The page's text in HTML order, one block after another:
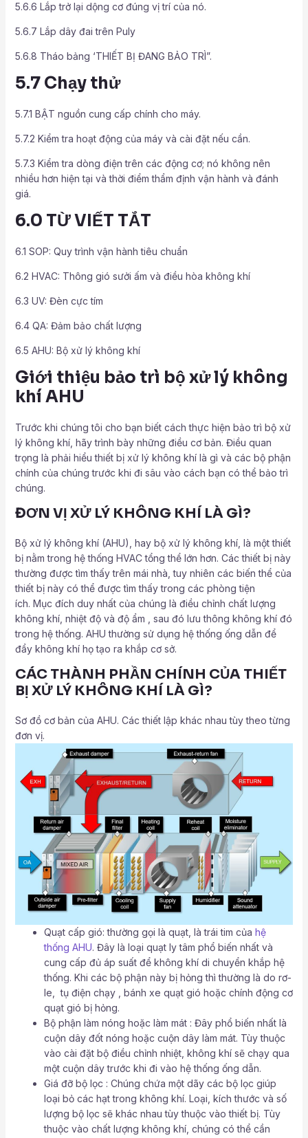
5.6.6 Lắp trở lại dộng cơ đúng vị trí của nó.
5.6.7 Lắp dây đai trên Puly
5.6.8 Tháo bảng ‘THIẾT BỊ ĐANG BẢO TRÌ”.
5.7 Chạy thử
5.7.1 BẬT nguồn cung cấp chính cho máy.
5.7.2 Kiểm tra hoạt động của máy và cài đặt nếu cần.
5.7.3 Kiểm tra dòng điện trên các động cơ; nó không nên
nhiều hơn hiện tại và thời điểm thẩm định vận hành và đánh
giá.
6.0 TỪ VIẾT TẮT
6.1 SOP: Quy trình vận hành tiêu chuẩn
6.2 HVAC: Thông gió sưởi ấm và điều hòa không khí
6.3 UV: Đèn cực tím
6.4 QA: Đảm bảo chất lượng
6.5 AHU: Bộ xử lý không khí
Giới thiệu bảo trì bộ xử lý không
khí AHU
Trước khi chúng tôi cho bạn biết cách thực hiện bảo trì bộ xử
lý không khí, hãy trình bày những điều cơ bản. Điều quan
trọng là phải hiểu thiết bị xử lý không khí là gì và các bộ phận
chính của chúng trước khi đi sâu vào cách bạn có thể bảo trì
chúng.
ĐƠN VỊ XỬ LÝ KHÔNG KHÍ LÀ GÌ?
Bộ xử lý không khí (AHU), hay bộ xử lý không khí, là một thiết
bị nằm trong hệ thống HVAC tổng thể lớn hơn. Các thiết bị này
thường được tìm thấy trên mái nhà, tuy nhiên các biến thể của
thiết bị này có thể được tìm thấy trong các phòng tiện
ích. Mục đích duy nhất của chúng là điều chỉnh chất lượng
không khí, nhiệt độ và độ ẩm , sau đó lưu thông không khí đó
trong hệ thống. AHU thường sử dụng hệ thống ống dẫn để
đẩy không khí họ tạo ra khắp cơ sở.
CÁC THÀNH PHẦN CHÍNH CỦA THIẾT
BỊ XỬ LÝ KHÔNG KHÍ LÀ GÌ?
Sơ đồ cơ bản của AHU. Các thiết lập khác nhau tùy theo từng
đơn vị.
Quạt cấp gió: thường gọi là quạt, là trái tim của hệ
thống AHU. Đây là loại quạt ly tâm phổ biến nhất và
cung cấp đủ áp suất để không khí di chuyển khắp hệ
thống. Khi các bộ phận này bị hỏng thì thường là do rơ-
le, tụ điện chạy , bánh xe quạt gió hoặc chính động cơ
quạt gió bị hỏng.
Bộ phận làm nóng hoặc làm mát : Đây phổ biến nhất là
cuộn dây đốt nóng hoặc cuộn dây làm mát. Tùy thuộc
vào cài đặt bộ điều chỉnh nhiệt, không khí sẽ chạy qua
một cuộn dây trước khi đi vào hệ thống ống dẫn.
Giá đỡ bộ lọc : Chúng chứa một dãy các bộ lọc giúp
loại bỏ các hạt trong không khí. Loại, kích thước và số
lượng bộ lọc sẽ khác nhau tùy thuộc vào thiết bị. Tùy
thuộc vào chất lượng không khí, chúng có thể cần